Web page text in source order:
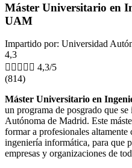
Máster Universitario en
UAM
Impartido por: Universidad
4,3
     4,3/5
(814)
Máster Universitario en
un programa de posgrado que
Autónoma de Madrid. Este
formar a profesionales
ingeniería informática, para que
empresas y organizaciones de